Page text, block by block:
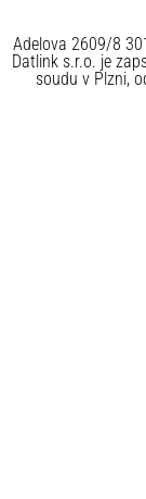
Adelova 2609/8
Datlink s.r.o. je
soudu v Plzni,